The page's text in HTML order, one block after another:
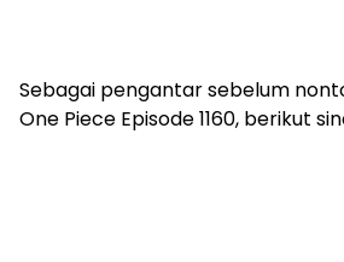
Sebagai pengantar sebelum
One Piece Episode 1160, berikut